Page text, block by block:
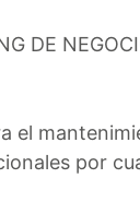
DE
el
por